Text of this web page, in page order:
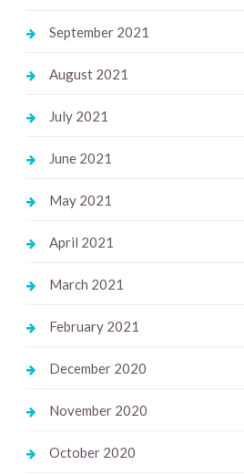
September 2021
August 2021
July 2021
June 2021
May 2021
April 2021
March 2021
February 2021
December 2020
November 2020
October 2020